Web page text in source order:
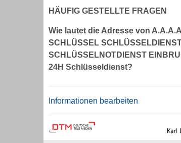
HÄUFIG GESTELLTE FRAGEN
Wie lautet die Adresse von
SCHLÜSSEL
SCHLÜSSELNOTDIENST
24H Schlüsseldienst?
Informationen bearbeiten